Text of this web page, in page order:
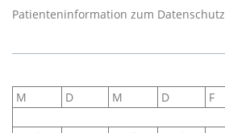
Patienteninformation zum Datenschutz
M D M D F